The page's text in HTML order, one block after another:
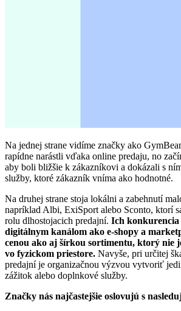
Na jednej strane vidíme značky ako
rapídne narástli vďaka online predaju, no
aby boli bližšie k zákazníkovi a dokázali s
služby, ktoré zákazník vníma ako hodnotné.
Na druhej strane stoja lokálni a zabehnutí
napríklad Albi, ExiSport alebo Sconto, ktorí
rolu dlhostojacich predajní. Ich
digitálnym kanálom ako e-shopy a
cenou ako aj šírkou sortimentu, ktorý nie
vo fyzickom priestore. Navyše, pri určitej
predajní je organizačnou výzvou vytvoriť
zážitok alebo doplnkové služby.
Značky nás najčastejšie oslovujú s